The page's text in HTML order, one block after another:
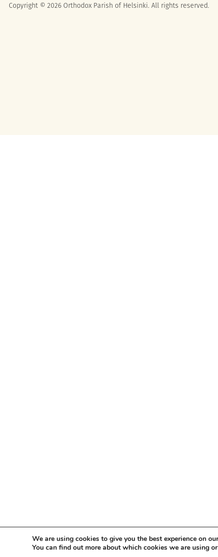
Copyright © 2026 Orthodox Parish of Helsinki. All rights reserved.
We are using cookies to give you the best experience on
You can find out more about which cookies we are using